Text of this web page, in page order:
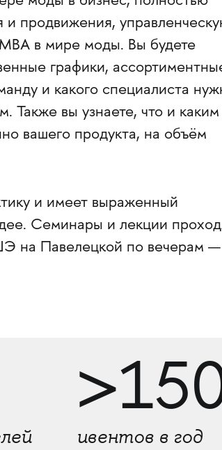
и продвижения,
в мире моды. Вы будете
графики,
и какого специалиста
Также вы узнаете, что и каким
вашего продукта, на объём
и имеет выраженный
Семинары и лекции
на Павелецкой по вечерам —
ивентов в год